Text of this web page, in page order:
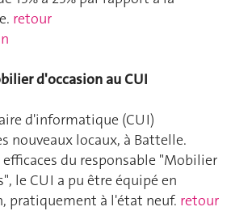
retour
d'occasion au CUI
d'informatique (CUI)
nouveaux locaux, à Battelle.
du responsable "Mobilier
le CUI a pu être équipé en
pratiquement à l'état neuf. retour